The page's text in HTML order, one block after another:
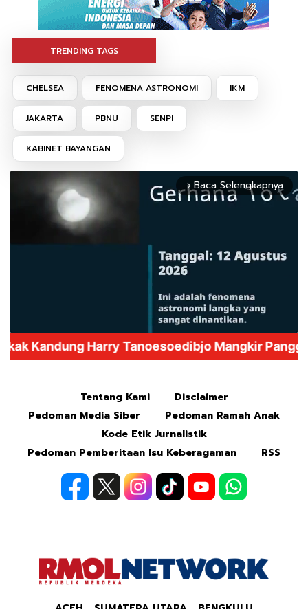
TRENDING TAGS
CHELSEA FENOMENA ASTRONOMI IKM
JAKARTA PBNU SENPI
KABINET BAYANGAN
arrow_forward_ios Baca Selengkapnya
Tentang Kami
Disclaimer
Pedoman Media Siber
Pedoman Ramah Anak
Kode Etik Jurnalistik
Pedoman Pemberitaan Isu Keberagaman
RSS